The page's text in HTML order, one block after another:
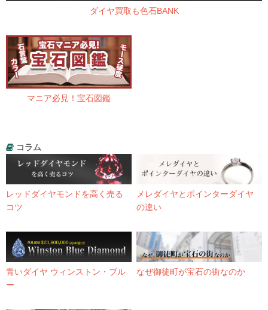
ダイヤ買取も色石BANK
マニア必見！宝石図鑑
コラム
レッドダイヤモンドを高く売る
コツ
メレダイヤとポインターダイヤ
の違い
青いダイヤ ウィンストン・ブル
ー
なぜ御徒町が宝石の街なのか